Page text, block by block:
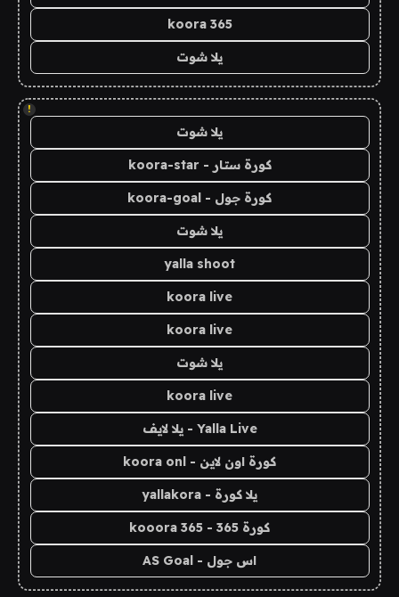
koora 365
يلا شوت
!
يلا شوت
كورة ستار - koora-star
كورة جول - koora-goal
يلا شوت
yalla shoot
koora live
koora live
يلا شوت
koora live
Yalla Live - يلا لايف
كورة اون لاين - koora onl
يلا كورة - yallakora
كورة 365 - kooora 365
اس جول - AS Goal